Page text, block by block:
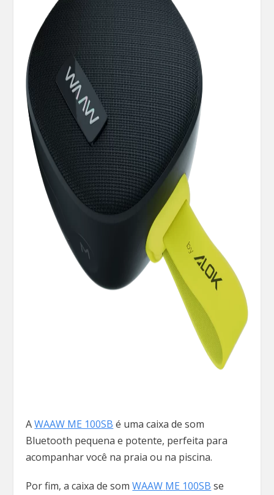
AWAAW ME 100SB é uma caixa de som
Bluetooth pequena e potente, perfeita para
acompanhar você na praia ou na piscina.
Por fim, a caixa de somWAAW ME 100SB se